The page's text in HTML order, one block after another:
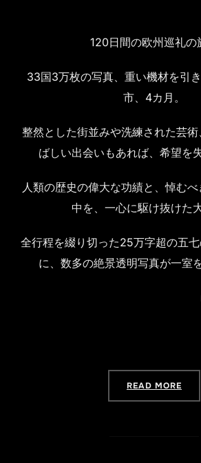
120日間の欧州巡礼の
33国3万枚の写真、重い機材を引
市、4カ月。
整然とした街並みや洗練された芸
ばしい出会いもあれば、希望を
人類の歴史の偉大な功績と、悼む
中を、一心に駆け抜けた
全行程を綴り切った25万字超の五
に、数多の絶景透明写真が一室
READ MORE